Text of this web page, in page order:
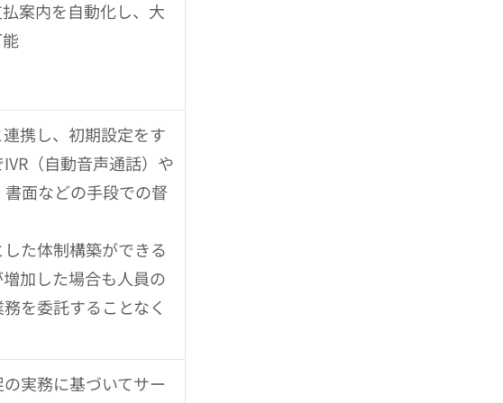
案内を自動化し、大
携し、初期設定をす
（自動音声通話）や
面などの手段での督
た体制構築ができる
加した場合も人員の
を委託することなく
実務に基づいてサー